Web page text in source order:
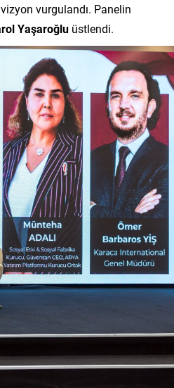
vurgulandı. Panelin
Yaşaroğlu üstlendi.